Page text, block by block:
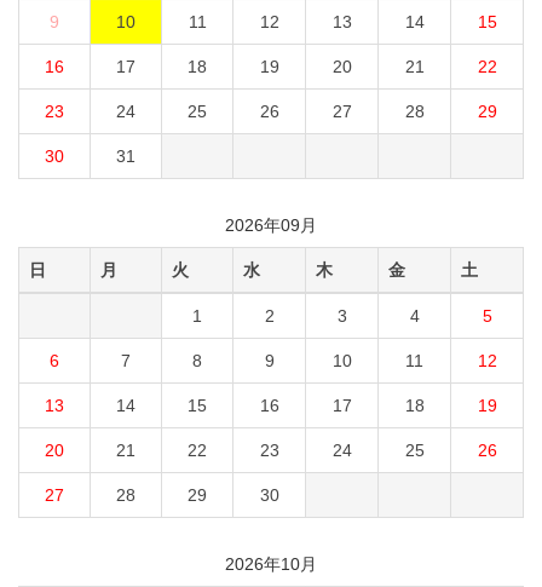
9 10 11 12 13 14 15
16 17 18 19 20 21 22
23 24 25 26 27 28 29
30 31
2026年09月
日 月 火 水 木 金 土
1 2 3 4 5
6 7 8 9 10 11 12
13 14 15 16 17 18 19
20 21 22 23 24 25 26
27 28 29 30
2026年10月